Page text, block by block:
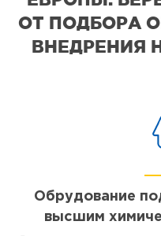
ОТ ПОДБОРА
ВНЕДРЕНИЯ
Обрудование
высшим